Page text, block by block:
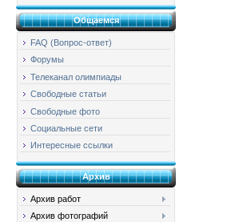
Общаемся
FAQ (Вопрос-ответ)
Форумы
Телеканал олимпиады
Свободные статьи
Свободные фото
Социальные сети
Интересные ссылки
Архив
Архив работ
Архив фотографий